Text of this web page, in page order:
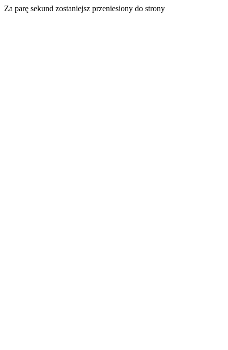
Za parę sekund zostaniejsz przeniesiony do strony